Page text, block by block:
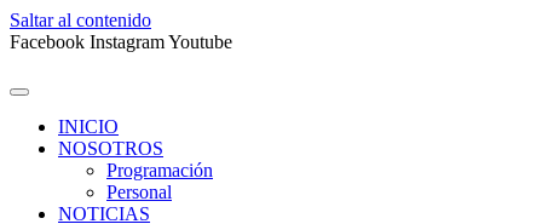
Saltar al contenido
Facebook InstagramYoutube
INICIO
NOSOTROS
Programación
Personal
NOTICIAS